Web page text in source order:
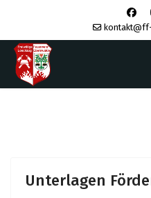
Unterlagen